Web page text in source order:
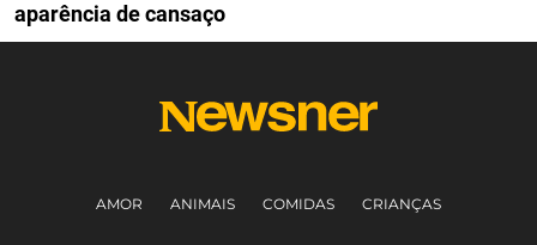
aparência de cansaço
AMOR ANIMAIS COMIDAS CRIANÇAS